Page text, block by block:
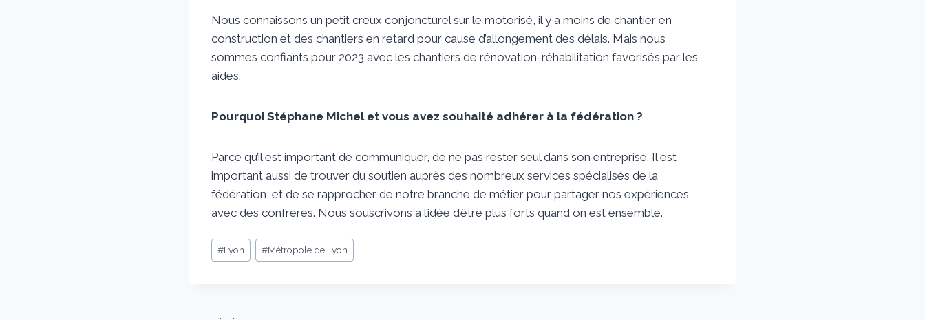
Nous connaissons un petit creux conjoncturel sur le motorisé, il y a moins de chantier en
construction et des chantiers en retard pour cause d’allongement des délais. Mais nous
sommes confiants pour 2023 avec les chantiers de rénovation-réhabilitation favorisés par les
aides.
Pourquoi Stéphane Michel et vous avez souhaité adhérer à la fédération ?
Parce qu’il est important de communiquer, de ne pas rester seul dans son entreprise. Il est
important aussi de trouver du soutien auprès des nombreux services spécialisés de la
fédération, et de se rapprocher de notre branche de métier pour partager nos expériences
avec des confrères. Nous souscrivons à l’idée d’être plus forts quand on est ensemble.
Étiquettes
de
#Lyon #Métropole de Lyon